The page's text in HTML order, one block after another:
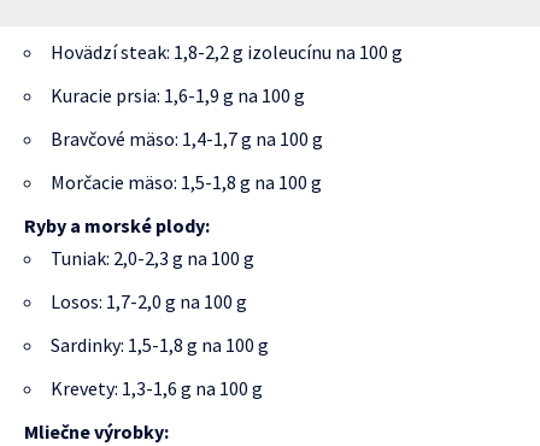
Hovädzí steak: 1,8-2,2 g izoleucínu na 100 g
Kuracie prsia: 1,6-1,9 g na 100 g
Bravčové mäso: 1,4-1,7 g na 100 g
Morčacie mäso: 1,5-1,8 g na 100 g
Ryby a morské plody:
Tuniak: 2,0-2,3 g na 100 g
Losos: 1,7-2,0 g na 100 g
Sardinky: 1,5-1,8 g na 100 g
Krevety: 1,3-1,6 g na 100 g
Mliečne výrobky: